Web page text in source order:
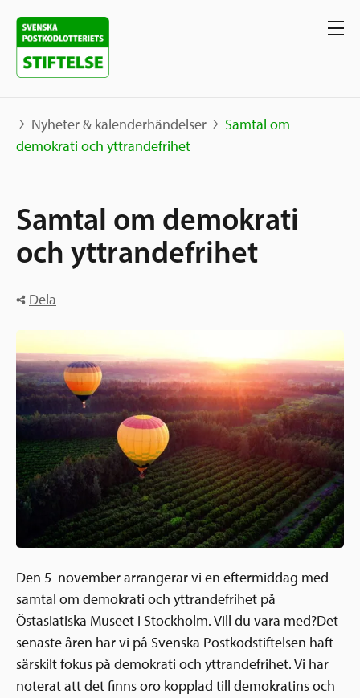
Projekt
Karta
Berättelser
Våra stöd
Grannskapsinitiativet
Utlysningar
Samhällsentreprenörskap
Sök stöd
Ansök
Ansökningsguide
Rekommendationer
Frågor och svar
Sverige och övriga världen
Grannskapsinitiativet
Om oss
Uppdrag
Hur vi arbetar
Verksamhetsberättelser & årsredovisningar
Medarbetare & styrelse
Kontakt
Pressrum
Nyheter & kalenderhändelser
Postkodlotteriet
SV
Nyheter & kalenderhändelser
Samtal om
demokrati och yttrandefrihet
Samtal om demokrati
och yttrandefrihet
Dela
Den 5 november arrangerar vi en eftermiddag med
samtal om demokrati och yttrandefrihet på
Östasiatiska Museet i Stockholm. Vill du vara med?Det
senaste åren har vi på Svenska Postkodstiftelsen haft
särskilt fokus på demokrati och yttrandefrihet. Vi har
noterat att det finns oro kopplad till demokratins och